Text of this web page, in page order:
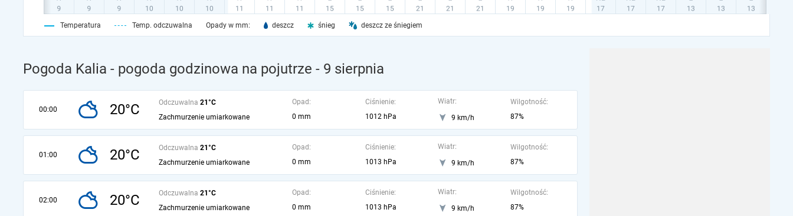
Temperatura Temp. odczuwalna Opady w mm: deszcz śnieg deszcz ze śniegiem
Pogoda Kalia - pogoda godzinowa na pojutrze - 9 sierpnia
00:00 20°C Odczuwalna 21°C
Zachmurzenie umiarkowane
Opad:
0 mm
Ciśnienie:
1012 hPa
Wiatr:
9 km/h
Wilgotność:
87%
01:00 20°C Odczuwalna 21°C
Zachmurzenie umiarkowane
Opad:
0 mm
Ciśnienie:
1013 hPa
Wiatr:
9 km/h
Wilgotność:
87%
02:00 20°C Odczuwalna 21°C
Zachmurzenie umiarkowane
Opad:
0 mm
Ciśnienie:
1013 hPa
Wiatr:
9 km/h
Wilgotność:
87%